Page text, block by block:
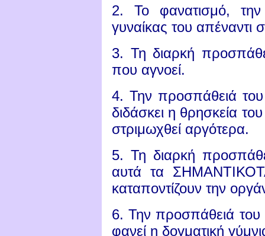
2. Το φανατισμό,
γυναίκας του απέναντι
3. Τη διαρκή
που αγνοεί.
4. Την προσπάθειά
διδάσκει η θρησκεία
στριμωχθεί αργότερα.
5. Τη διαρκή
αυτά τα
καταποντίζουν την
6. Την προσπάθειά του
φανεί η δογματική